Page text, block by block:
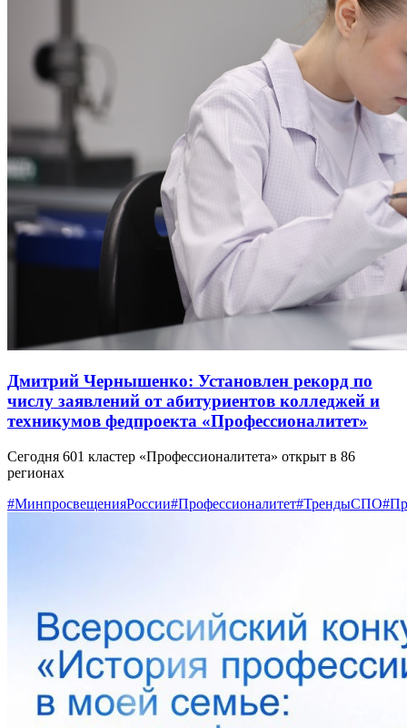
Дмитрий Чернышенко: Установлен рекорд по
числу заявлений от абитуриентов колледжей и
техникумов федпроекта «Профессионалитет»
Сегодня 601 кластер «Профессионалитета» открыт в 86
регионах
#МинпросвещенияРоссии#Профессионалитет#ТрендыСПО